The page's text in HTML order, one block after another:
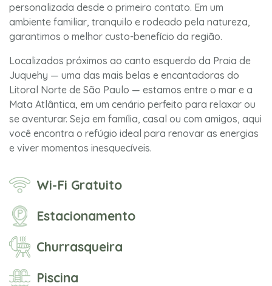
personalizada desde o primeiro contato. Em um
ambiente familiar, tranquilo e rodeado pela natureza,
garantimos o melhor custo-benefício da região.
Localizados próximos ao canto esquerdo da Praia de
Juquehy — uma das mais belas e encantadoras do
Litoral Norte de São Paulo — estamos entre o mar e a
Mata Atlântica, em um cenário perfeito para relaxar ou
se aventurar. Seja em família, casal ou com amigos, aqui
você encontra o refúgio ideal para renovar as energias
e viver momentos inesquecíveis.
Wi-Fi Gratuito
Estacionamento
Churrasqueira
Piscina